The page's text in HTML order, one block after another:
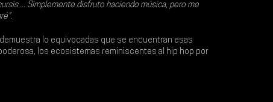
... Simplemente disfruto haciendo música, pero me
lo equivocadas que se encuentran esas
los ecosistemas reminiscentes al hip hop por